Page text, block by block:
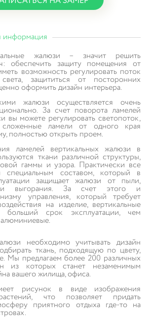
информация
жалюзи – значит решить
обеспечить защиту помещения от
возможность регулировать поток
защититься от посторонних
оформить дизайн интерьера.
жалюзи осуществляется очень
За счет поворота ламелей
вы можете регулировать светопоток,
ламели от одного края
полностью открыть проем.
ламелей вертикальных жалюзи в
ткани различной структуры,
гаммы и узора. Практически все
специальным составом, который в
защищает жалюзи от пыли,
и выгорания. За счет этого и
управления, который требует
на изделие, вертикальные
срок эксплуатации, чем
необходимо учитывать дизайн
ткань, подходящую по цвету,
Мы предлагаем более 200 различных
из которых станет незаменимым
вашего жилища, офиса.
рисунок в виде изображения
что позволяет придать
приятного отдыха где-то на